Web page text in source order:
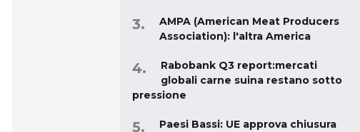
AMPA (American Meat Producers
Association): l'altra America
Rabobank Q3 report:mercati
globali carne suina restano sotto
pressione
Paesi Bassi: UE approva chiusura